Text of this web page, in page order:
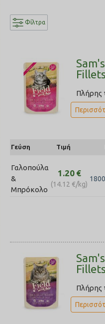
Φίλτρα
Πλήρης
Γεύση Τιμή
Γαλοπούλα
&
Mπρόκολο
1.20 €
(14.12 €/kg)
Πλήρης